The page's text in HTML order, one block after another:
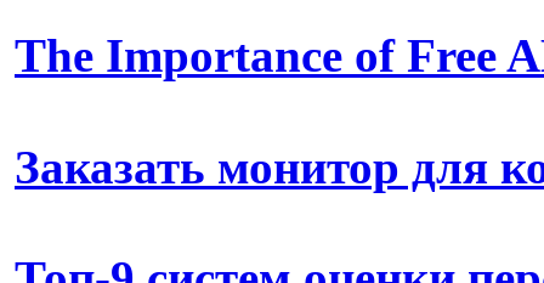
The Importance of Free
Заказать монитор для